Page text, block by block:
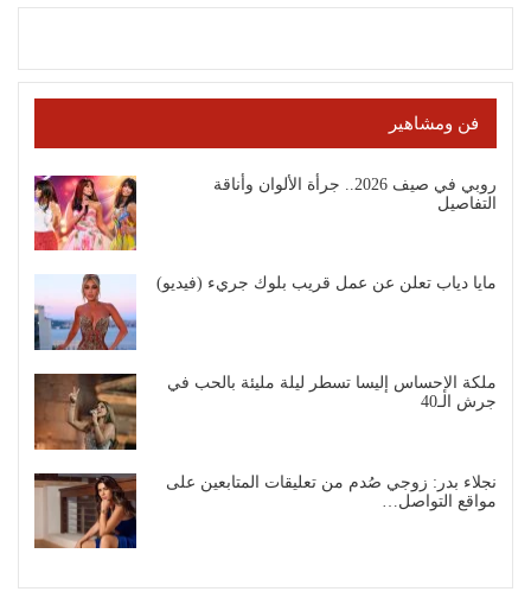
فن ومشاهير
روبي في صيف 2026.. جرأة الألوان وأناقة
التفاصيل
مايا دياب تعلن عن عمل قريب بلوك جريء (فيديو)
ملكة الإحساس إليسا تسطر ليلة مليئة بالحب في
جرش الـ40
نجلاء بدر: زوجي صُدم من تعليقات المتابعين على
مواقع التواصل…